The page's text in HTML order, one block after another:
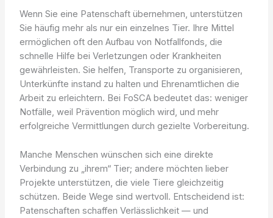
Wenn Sie eine Patenschaft übernehmen, unterstützen
Sie häufig mehr als nur ein einzelnes Tier. Ihre Mittel
ermöglichen oft den Aufbau von Notfallfonds, die
schnelle Hilfe bei Verletzungen oder Krankheiten
gewährleisten. Sie helfen, Transporte zu organisieren,
Unterkünfte instand zu halten und Ehrenamtlichen die
Arbeit zu erleichtern. Bei FoSCA bedeutet das: weniger
Notfälle, weil Prävention möglich wird, und mehr
erfolgreiche Vermittlungen durch gezielte Vorbereitung.
Manche Menschen wünschen sich eine direkte
Verbindung zu „ihrem“ Tier; andere möchten lieber
Projekte unterstützen, die viele Tiere gleichzeitig
schützen. Beide Wege sind wertvoll. Entscheidend ist:
Patenschaften schaffen Verlässlichkeit — und